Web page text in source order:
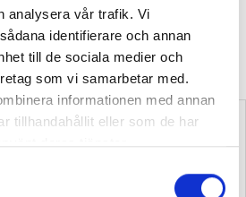
analysera vår trafik. Vi
identifierare och annan
till de sociala medier och
som vi samarbetar med.
informationen med annan
tillhandahållit eller som de har
deras tjänster.
i samarbetet